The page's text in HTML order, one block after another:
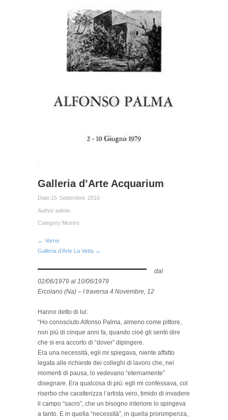
Galleria d’Arte Acquarium
Date:15 Settembre 2010
Author:admin
Category: Mostre
← Vorrei
Galleria d’Arte La Vetta →
dal
02/06/1979 al 10/06/1979
Ercolano (Na) – I traversa 4 Novembre, 12
Hanno detto di lui:
“Ho conosciuto Alfonso Palma, almeno come pittore,
non più di cinque anni fa, quando cioè gli sentii dire
che si era accorto di “dover” dipingere.
Era una necessità, egli mi spiegava, niente affatto
legata alle richieste dei colleghi di lavoro che, nei
momenti di pausa, lo vedevano “eternamente”
disegnare. Era qualcosa di più: egli mi confessava, col
riserbo che caratterizza l’artista vero, timido di invadere
il campo “sacro”, che un bisogno interiore lo spingeva
a tanto. E in quella “necessità”, in quella prorompenza,